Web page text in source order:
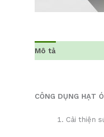
Mô tả
CÔNG DỤNG HẠT
Cải thiện